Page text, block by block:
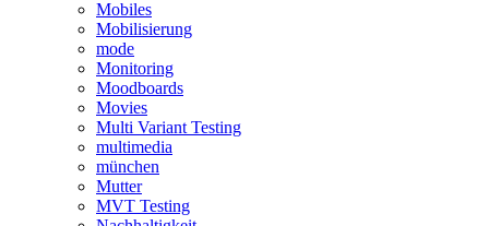
Mobiles
Mobilisierung
mode
Monitoring
Moodboards
Movies
Multi Variant Testing
multimedia
münchen
Mutter
MVT Testing